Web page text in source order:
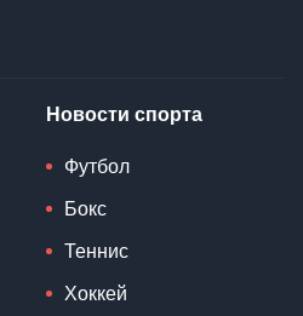
Новости спорта
Футбол
Бокс
Теннис
Хоккей